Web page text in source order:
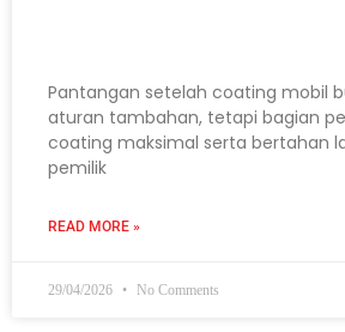
Pantangan setelah coating mobil
aturan tambahan, tetapi bagian
coating maksimal serta bertahan
pemilik
READ MORE »
29/04/2026 No Comments